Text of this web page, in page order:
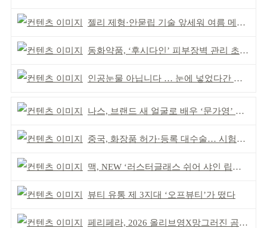
젤리 제형·안묻립 기술 앞세워 여름 메이크업 시장 공략
동화약품, ‘후시다인’ 피부장벽 관리 초점 ‘리브랜딩’
인공눈물 아닙니다 … 눈에 넣었다간 각막 손상
나스, 브랜드 새 얼굴로 배우 ‘문가영’ 발탁
중국, 화장품 허가·등록 대수술… 시험자료 공용 허용
맥, NEW ‘러스터글래스 쉬어 샤인 립스틱’ 출시
뷰티 유통 제 3지대 ‘오프뷰티’가 떴다
페리페라, 2026 올리브영X망그러진 곰 콜라보